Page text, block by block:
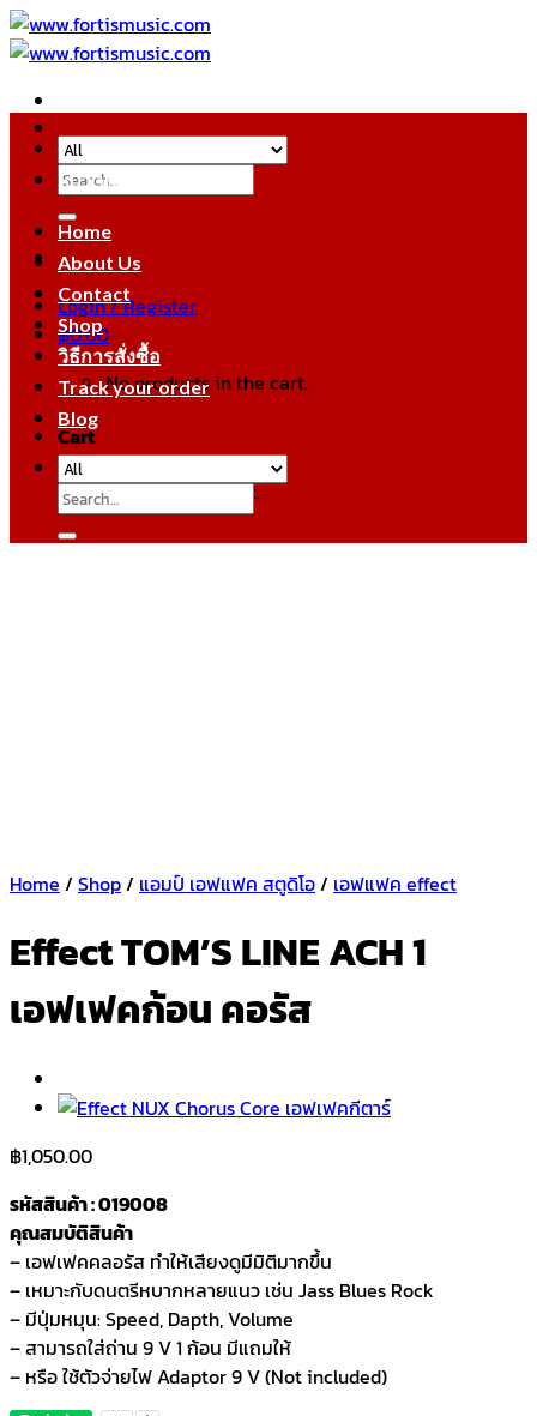
Skip
to
Search
for:
Login / Register
฿0.00
No products in the cart.
Cart
No products in the cart.
หมวดหมู่สินค้า
Home
About Us
Contact
Shop
วิธีการสั่งซื้อ
Track your order
Blog
Search
for:
Home / Shop/ แอมป์ เอฟแฟค สตูดิโอ/ เอฟแฟค effect
Effect TOM’S LINE ACH 1
เอฟเฟคก้อน คอรัส
฿1,050.00
รหัสสินค้า : 019008
คุณสมบัติสินค้า
– เอฟเฟคคลอรัส ทำให้เสียงดูมีมิติมากขึ้น
– เหมาะกับดนตรีหบากหลายแนว เช่น Jass Blues Rock
– มีปุ่มหมุน: Speed, Dapth, Volume
– สามารถใส่ถ่าน 9 V 1 ก้อน มีแถมให้
– หรือ ใช้ตัวจ่ายไฟ Adaptor 9 V (Not included)